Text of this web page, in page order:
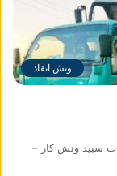
ونش انقاذ
سبيد ونش كار –